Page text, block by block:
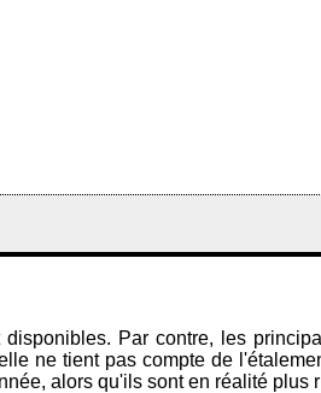
Par contre, les
ne tient pas compte de
alors qu'ils sont en réalité plus